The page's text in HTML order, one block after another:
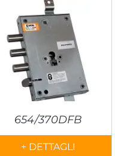
654/370DFB
+ DETTAGLI